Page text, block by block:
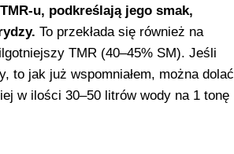
u, podkreślają jego smak,
To przekłada się również na
TMR (40–45% SM). Jeśli
to jak już wspomniałem, można dolać
w ilości 30–50 litrów wody na 1 tonę